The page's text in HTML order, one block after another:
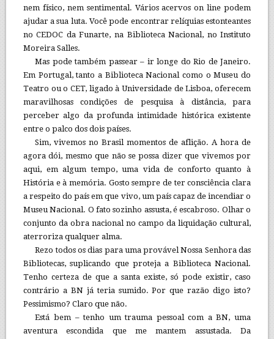
nem físico, nem sentimental. Vários acervos on line podem
ajudar a sua luta. Você pode encontrar relíquias estonteantes
no CEDOC da Funarte, na Biblioteca Nacional, no Instituto
Moreira Salles.
Mas pode também passear – ir longe do Rio de Janeiro.
Em Portugal, tanto a Biblioteca Nacional como o Museu do
Teatro ou o CET, ligado à Universidade de Lisboa, oferecem
maravilhosas condições de pesquisa à distância, para
perceber algo da profunda intimidade histórica existente
entre o palco dos dois países.
Sim, vivemos no Brasil momentos de aflição. A hora de
agora dói, mesmo que não se possa dizer que vivemos por
aqui, em algum tempo, uma vida de conforto quanto à
História e à memória. Gosto sempre de ter consciência clara
a respeito do país em que vivo, um país capaz de incendiar o
Museu Nacional. O fato sozinho assusta, é escabroso. Olhar o
conjunto da obra nacional no campo da liquidação cultural,
aterroriza qualquer alma.
Rezo todos os dias para uma provável Nossa Senhora das
Bibliotecas, suplicando que proteja a Biblioteca Nacional.
Tenho certeza de que a santa existe, só pode existir, caso
contrário a BN já teria sumido. Por que razão digo isto?
Pessimismo? Claro que não.
Está bem – tenho um trauma pessoal com a BN, uma
aventura escondida que me mantem assustada. Da